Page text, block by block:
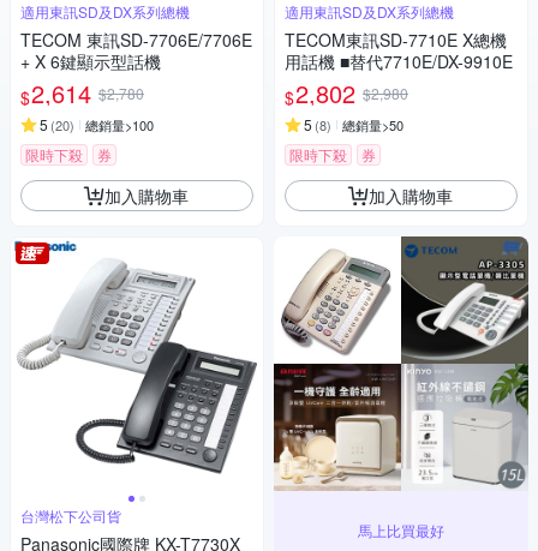
適用東訊SD及DX系列總機
TECOM 東訊SD-7706E/7706E
+ X 6鍵顯示型話機
$2,614 $2,780
5 (20) 總銷量>100
限時下殺 券
加入購物車
台灣松下公司貨
Panasonic國際牌 KX-T7730X
適用東訊SD及DX系列總機
TECOM東訊SD-7710E X總機
用話機 ■替代7710E/DX-9910E
$2,802 $2,980
5 (8) 總銷量>50
限時下殺 券
加入購物車
馬上比買最好